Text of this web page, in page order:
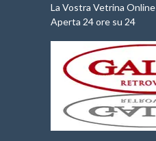
La Vostra Vetrina Online
Aperta 24 ore su 24